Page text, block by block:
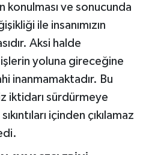
konulması ve sonucunda
ile insanımızın
Aksi halde
yoluna gireceğine
inanmamaktadır. Bu
iktidarı sürdürmeye
içinden çıkılamaz